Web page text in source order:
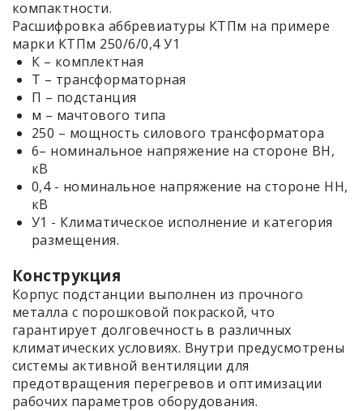
компактности.
Расшифровка аббревиатуры КТПм на примере
марки КТПм 250/6/0,4 У1
К – комплектная
Т – трансформаторная
П – подстанция
м – мачтового типа
250 – мощность силового трансформатора
6– номинальное напряжение на стороне ВН,
кВ
0,4 - номинальное напряжение на стороне НН,
кВ
У1 - Климатическое исполнение и категория
размещения.
Конструкция
Корпус подстанции выполнен из прочного
металла с порошковой покраской, что
гарантирует долговечность в различных
климатических условиях. Внутри предусмотрены
системы активной вентиляции для
предотвращения перегревов и оптимизации
рабочих параметров оборудования.